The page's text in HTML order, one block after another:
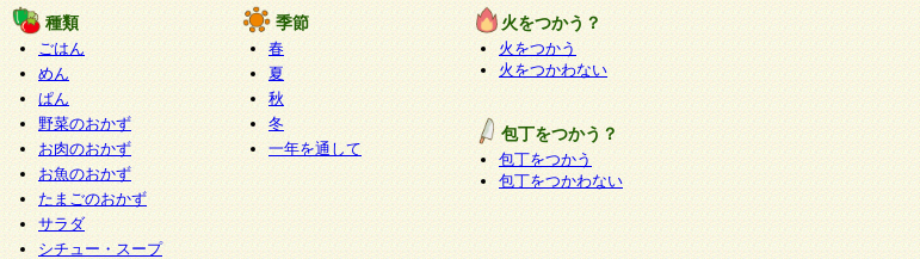
種類
ごはん
めん
ぱん
野菜のおかず
お肉のおかず
お魚のおかず
たまごのおかず
サラダ
シチュー・スープ
季節
春
夏
秋
冬
一年を通して
火をつかう？
火をつかう
火をつかわない
包丁をつかう？
包丁をつかう
包丁をつかわない